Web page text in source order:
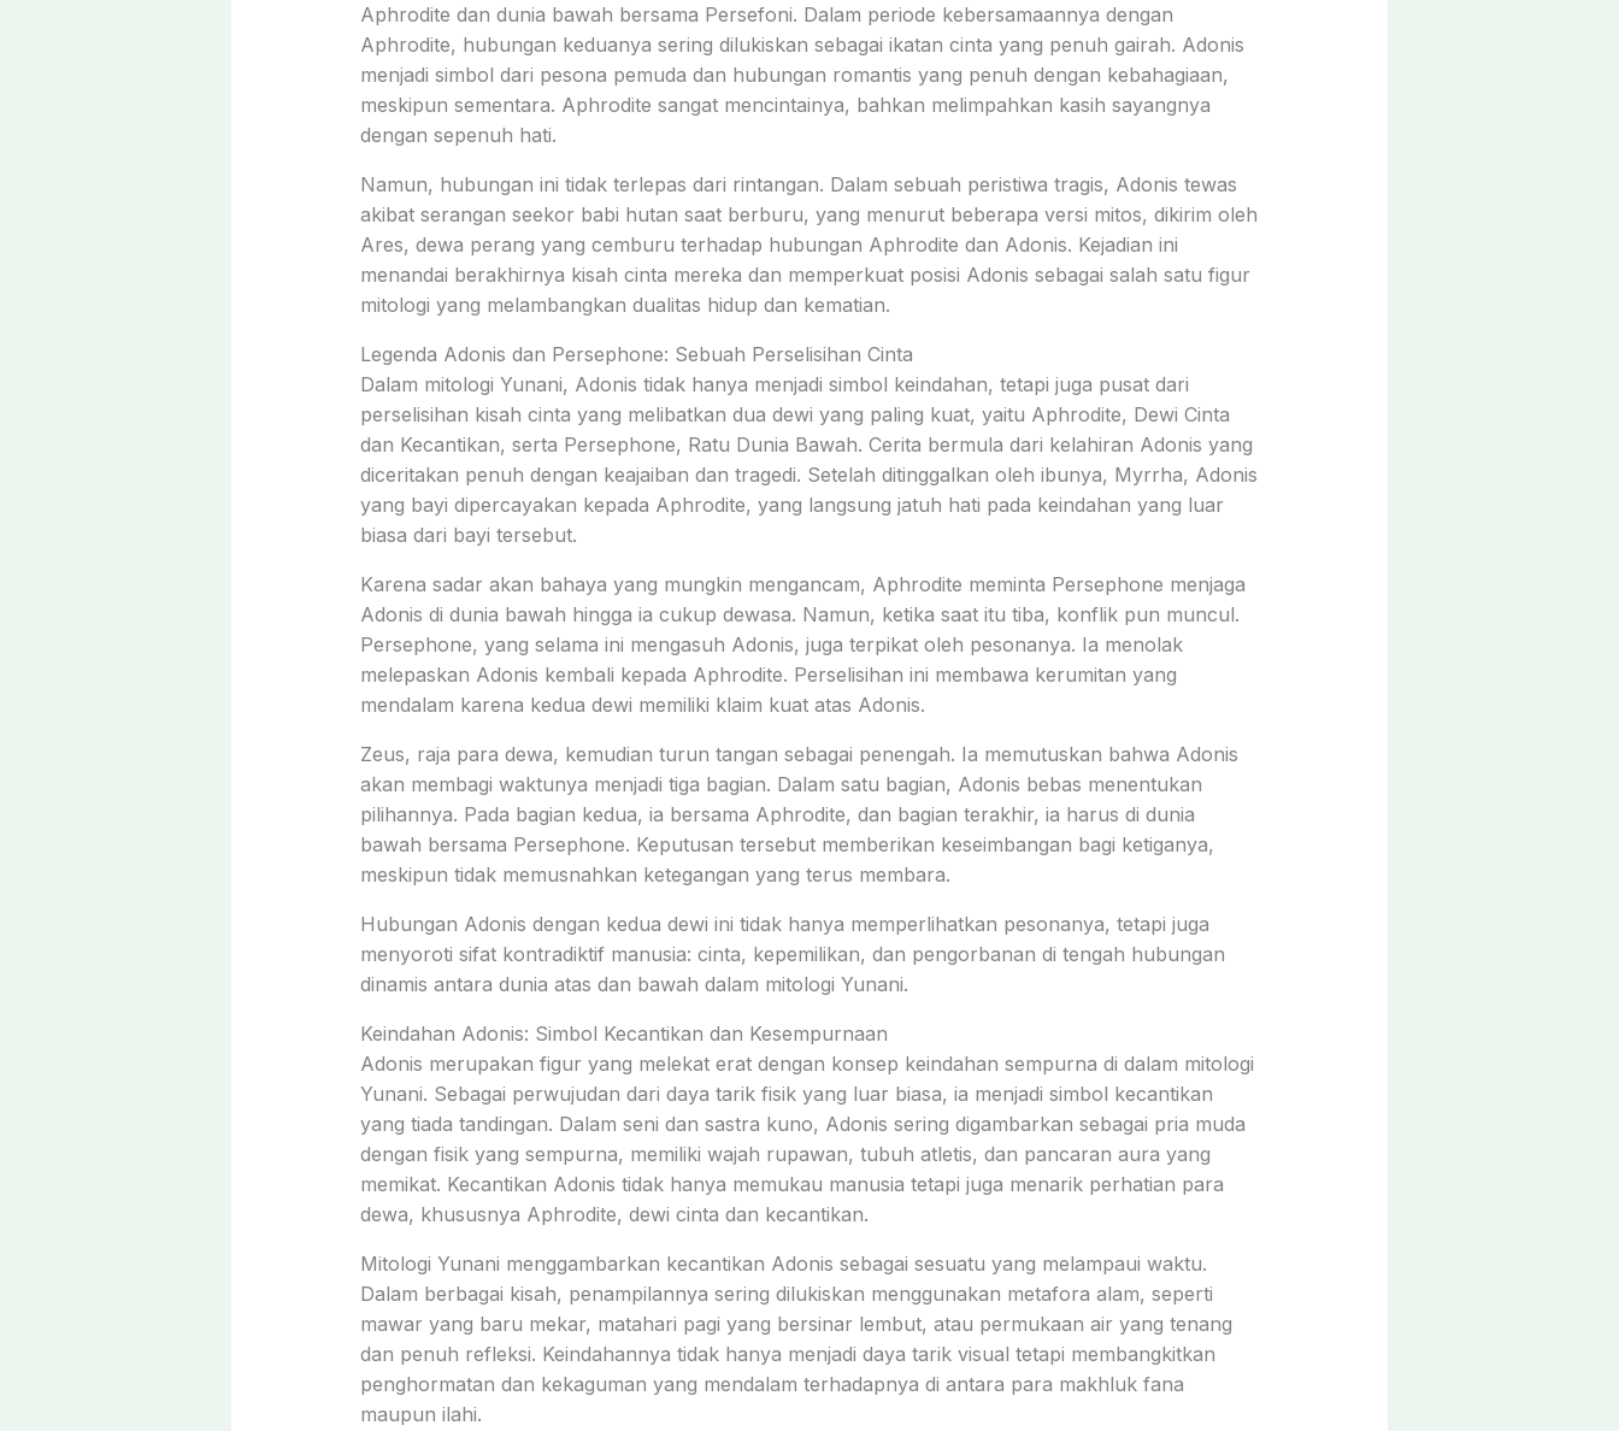
Aphrodite dan dunia bawah bersama Persefoni. Dalam periode kebersamaannya dengan
Aphrodite, hubungan keduanya sering dilukiskan sebagai ikatan cinta yang penuh gairah. Adonis
menjadi simbol dari pesona pemuda dan hubungan romantis yang penuh dengan kebahagiaan,
meskipun sementara. Aphrodite sangat mencintainya, bahkan melimpahkan kasih sayangnya
dengan sepenuh hati.
Namun, hubungan ini tidak terlepas dari rintangan. Dalam sebuah peristiwa tragis, Adonis tewas
akibat serangan seekor babi hutan saat berburu, yang menurut beberapa versi mitos, dikirim oleh
Ares, dewa perang yang cemburu terhadap hubungan Aphrodite dan Adonis. Kejadian ini
menandai berakhirnya kisah cinta mereka dan memperkuat posisi Adonis sebagai salah satu figur
mitologi yang melambangkan dualitas hidup dan kematian.
Legenda Adonis dan Persephone: Sebuah Perselisihan Cinta
Dalam mitologi Yunani, Adonis tidak hanya menjadi simbol keindahan, tetapi juga pusat dari
perselisihan kisah cinta yang melibatkan dua dewi yang paling kuat, yaitu Aphrodite, Dewi Cinta
dan Kecantikan, serta Persephone, Ratu Dunia Bawah. Cerita bermula dari kelahiran Adonis yang
diceritakan penuh dengan keajaiban dan tragedi. Setelah ditinggalkan oleh ibunya, Myrrha, Adonis
yang bayi dipercayakan kepada Aphrodite, yang langsung jatuh hati pada keindahan yang luar
biasa dari bayi tersebut.
Karena sadar akan bahaya yang mungkin mengancam, Aphrodite meminta Persephone menjaga
Adonis di dunia bawah hingga ia cukup dewasa. Namun, ketika saat itu tiba, konflik pun muncul.
Persephone, yang selama ini mengasuh Adonis, juga terpikat oleh pesonanya. Ia menolak
melepaskan Adonis kembali kepada Aphrodite. Perselisihan ini membawa kerumitan yang
mendalam karena kedua dewi memiliki klaim kuat atas Adonis.
Zeus, raja para dewa, kemudian turun tangan sebagai penengah. Ia memutuskan bahwa Adonis
akan membagi waktunya menjadi tiga bagian. Dalam satu bagian, Adonis bebas menentukan
pilihannya. Pada bagian kedua, ia bersama Aphrodite, dan bagian terakhir, ia harus di dunia
bawah bersama Persephone. Keputusan tersebut memberikan keseimbangan bagi ketiganya,
meskipun tidak memusnahkan ketegangan yang terus membara.
Hubungan Adonis dengan kedua dewi ini tidak hanya memperlihatkan pesonanya, tetapi juga
menyoroti sifat kontradiktif manusia: cinta, kepemilikan, dan pengorbanan di tengah hubungan
dinamis antara dunia atas dan bawah dalam mitologi Yunani.
Keindahan Adonis: Simbol Kecantikan dan Kesempurnaan
Adonis merupakan figur yang melekat erat dengan konsep keindahan sempurna di dalam mitologi
Yunani. Sebagai perwujudan dari daya tarik fisik yang luar biasa, ia menjadi simbol kecantikan
yang tiada tandingan. Dalam seni dan sastra kuno, Adonis sering digambarkan sebagai pria muda
dengan fisik yang sempurna, memiliki wajah rupawan, tubuh atletis, dan pancaran aura yang
memikat. Kecantikan Adonis tidak hanya memukau manusia tetapi juga menarik perhatian para
dewa, khususnya Aphrodite, dewi cinta dan kecantikan.
Mitologi Yunani menggambarkan kecantikan Adonis sebagai sesuatu yang melampaui waktu.
Dalam berbagai kisah, penampilannya sering dilukiskan menggunakan metafora alam, seperti
mawar yang baru mekar, matahari pagi yang bersinar lembut, atau permukaan air yang tenang
dan penuh refleksi. Keindahannya tidak hanya menjadi daya tarik visual tetapi membangkitkan
penghormatan dan kekaguman yang mendalam terhadapnya di antara para makhluk fana
maupun ilahi.